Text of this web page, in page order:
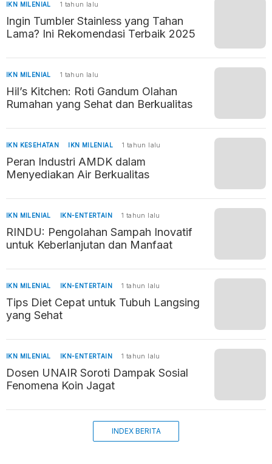
IKN MILENIAL 1 tahun lalu
Ingin Tumbler Stainless yang Tahan
Lama? Ini Rekomendasi Terbaik 2025
IKN MILENIAL 1 tahun lalu
Hil’s Kitchen: Roti Gandum Olahan
Rumahan yang Sehat dan Berkualitas
IKN KESEHATAN IKN MILENIAL 1 tahun lalu
Peran Industri AMDK dalam
Menyediakan Air Berkualitas
IKN MILENIAL IKN-ENTERTAIN 1 tahun lalu
RINDU: Pengolahan Sampah Inovatif
untuk Keberlanjutan dan Manfaat
IKN MILENIAL IKN-ENTERTAIN 1 tahun lalu
Tips Diet Cepat untuk Tubuh Langsing
yang Sehat
IKN MILENIAL IKN-ENTERTAIN 1 tahun lalu
Dosen UNAIR Soroti Dampak Sosial
Fenomena Koin Jagat
INDEX BERITA